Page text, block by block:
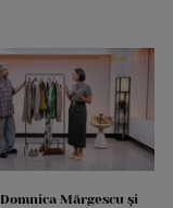
Mărgescu și